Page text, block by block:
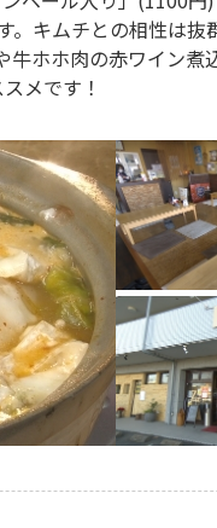
キムチとの相性は抜
牛ホホ肉の赤ワイン煮
メです！